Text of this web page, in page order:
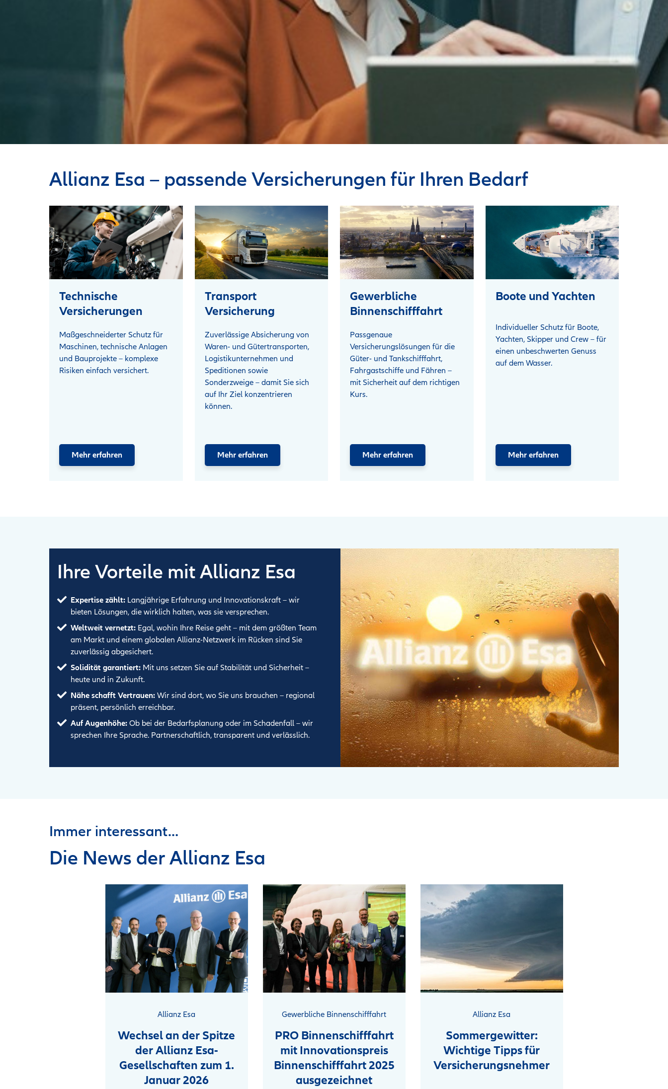
Allianz Esa – passende Versicherungen für Ihren Bedarf
Technische
Versicherungen
Maßgeschneiderter Schutz für
Maschinen, technische Anlagen
und Bauprojekte – komplexe
Risiken einfach versichert.
Mehr erfahren
Transport
Versicherung
Zuverlässige Absicherung von
Waren- und Gütertransporten,
Logistikunternehmen und
Speditionen sowie
Sonderzweige – damit Sie sich
auf Ihr Ziel konzentrieren
können.
Mehr erfahren
Gewerbliche
Binnenschifffahrt
Passgenaue
Versicherungslösungen für die
Güter- und Tankschifffahrt,
Fahrgastschiffe und Fähren –
mit Sicherheit auf dem richtigen
Kurs.
Mehr erfahren
Boote und Yachten
Individueller Schutz für Boote,
Yachten, Skipper und Crew – für
einen unbeschwerten Genuss
auf dem Wasser.
Mehr erfahren
Ihre Vorteile mit Allianz Esa
Expertise zählt: Langjährige Erfahrung und Innovationskraft – wir
bieten Lösungen, die wirklich halten, was sie versprechen.
Weltweit vernetzt: Egal, wohin Ihre Reise geht – mit dem größten Team
am Markt und einem globalen Allianz-Netzwerk im Rücken sind Sie
zuverlässig abgesichert.
Solidität garantiert: Mit uns setzen Sie auf Stabilität und Sicherheit –
heute und in Zukunft.
Nähe schafft Vertrauen: Wir sind dort, wo Sie uns brauchen – regional
präsent, persönlich erreichbar.
Auf Augenhöhe: Ob bei der Bedarfsplanung oder im Schadenfall – wir
sprechen Ihre Sprache. Partnerschaftlich, transparent und verlässlich.
Immer interessant…
Die News der Allianz Esa
Allianz Esa
Wechsel an der Spitze
der Allianz Esa-
Gesellschaften zum 1.
Januar 2026
Gewerbliche Binnenschifffahrt
PRO Binnenschifffahrt
mit Innovationspreis
Binnenschifffahrt 2025
ausgezeichnet
Allianz Esa
Sommergewitter:
Wichtige Tipps für
Versicherungsnehmer